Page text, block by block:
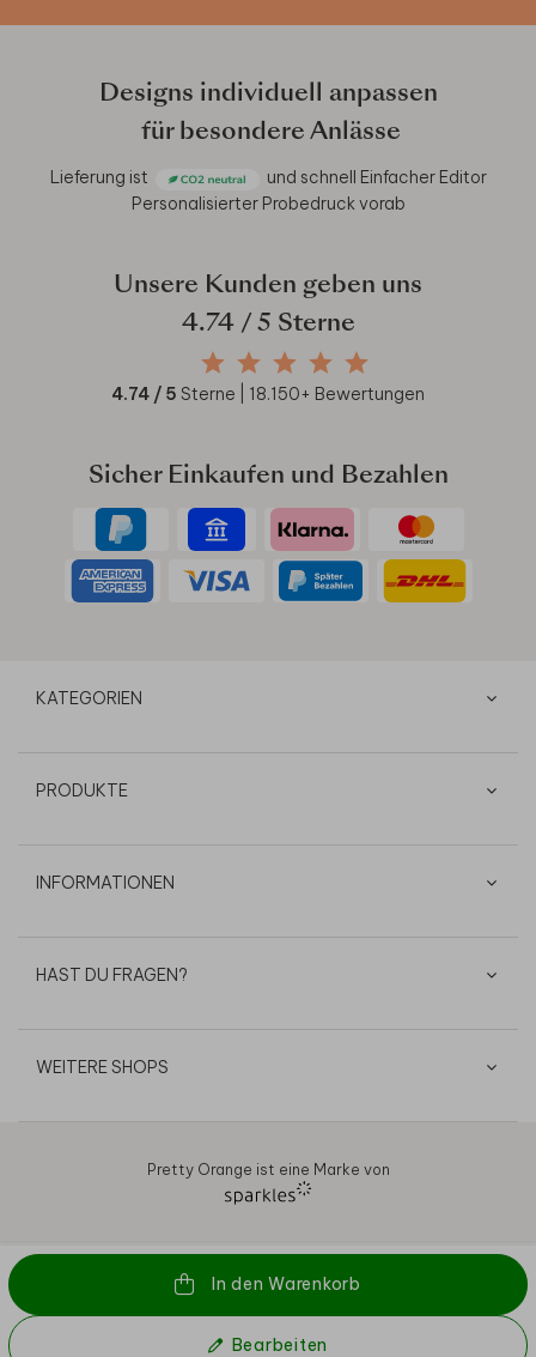
In den Warenkorb
Bearbeiten
Designs individuell anpassen
für besondere Anlässe
Lieferung ist und schnell Einfacher Editor
Personalisierter Probedruck vorab
Unsere Kunden geben uns
4.74/ 5 Sterne
4.74 / 5 Sterne | 18.150+ Bewertungen
Sicher Einkaufen und Bezahlen
KATEGORIEN
PRODUKTE
INFORMATIONEN
HAST DU FRAGEN?
WEITERE SHOPS
Pretty Orange ist eine Marke von